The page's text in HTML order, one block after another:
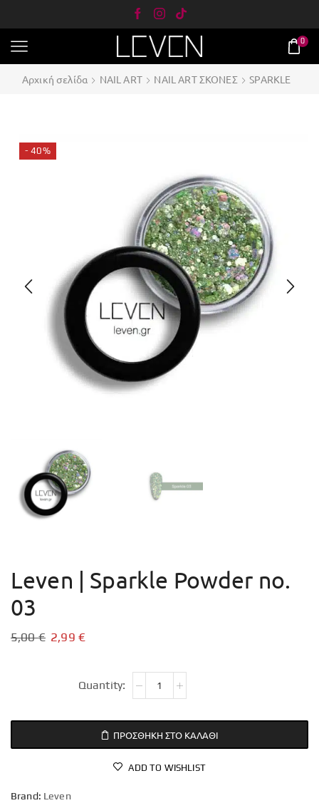
0
Αρχική σελίδα NAIL ART NAIL ART ΣΚΟΝΕΣ SPARKLE
- 40%
Leven | Sparkle Powder no.
03
5,00€ 2,99 €
ΠΡΟΣΘΉΚΗ ΣΤΟ ΚΑΛΆΘΙ
ADD TO WISHLIST
Brand: Leven